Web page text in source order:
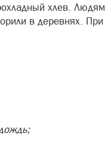
хлев. Людям
в деревнях. При